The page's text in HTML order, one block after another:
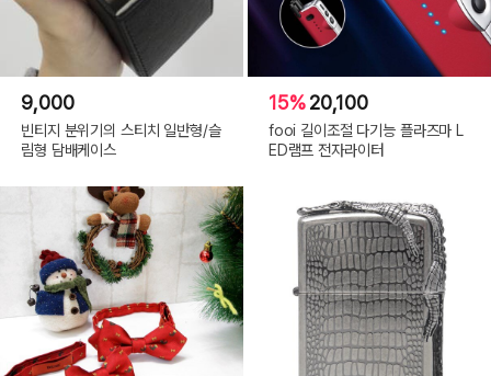
9,000
빈티지 분위기의 스티치 일반형/슬
림형 담배케이스
15%20,100
fooi 길이조절 다기능 플라즈마 L
ED램프 전자라이터